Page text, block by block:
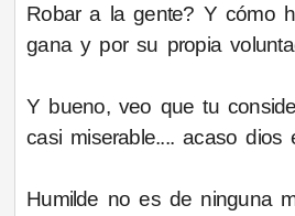
Robar a la gente? Y cómo
gana y por su propia
Y bueno, veo que tu
casi miserable.... acaso dios
Humilde no es de ninguna